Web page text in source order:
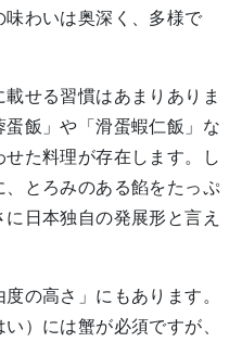
わいは奥深く、多様で
せる習慣はあまりありま
飯」や「滑蛋蝦仁飯」な
た料理が存在します。し
とろみのある餡をたっぷ
日本独自の発展形と言え
の高さ」にもあります。
）には蟹が必須ですが、